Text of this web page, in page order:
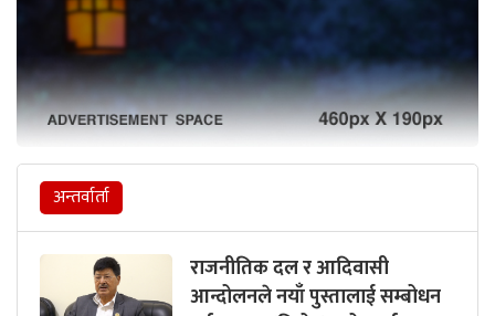
अन्तर्वार्ता
राजनीतिक दल र आदिवासी
आन्दोलनले नयाँ पुस्तालाई सम्बोधन